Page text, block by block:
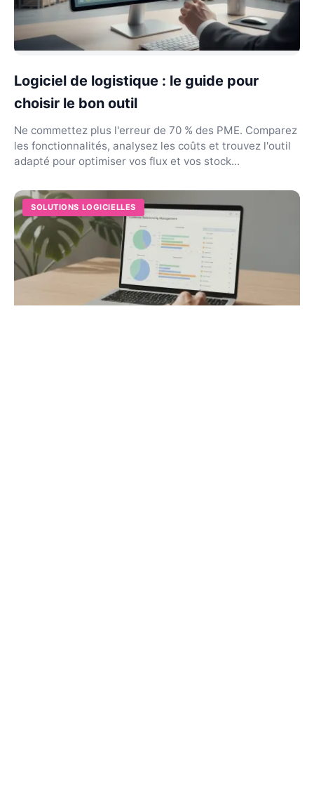
Logiciel de logistique : le guide pour
choisir le bon outil
Ne commettez plus l'erreur de 70 % des PME. Comparez
les fonctionnalités, analysez les coûts et trouvez l'outil
adapté pour optimiser vos flux et vos stock...
SOLUTIONS LOGICIELLES